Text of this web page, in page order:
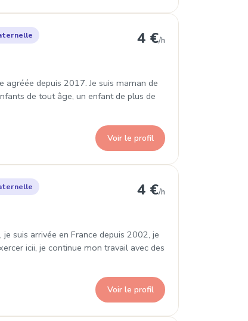
8e Arrondissement 4 €/h
agréée depuis 2017. Je suis maman de
de tout âge, un enfant de plus de
Voir le profil
4 €/h
suis arrivée en France depuis 2002, je
icii, je continue mon travail avec des
Voir le profil